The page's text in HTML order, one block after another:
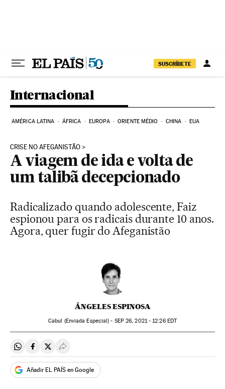
SUSCRÍBETE
Internacional
AMÉRICA LATINA ÁFRICA EUROPA ORIENTE MÉDIO CHINA EUA
CRISE NO AFEGANISTÃO
A viagem de ida e volta de
um talibã decepcionado
Radicalizado quando adolescente, Faiz
espionou para os radicais durante 10 anos.
Agora, quer fugir do Afeganistão
ÁNGELES ESPINOSA
Cabul (Enviada Especial) - SEP26, 2021 - 12:26EDT
Compartir en Whatsapp
Compartir en Facebook
Compartir en Twitter
Desplegar Redes Sociales
Añadir EL PAÍS en Google